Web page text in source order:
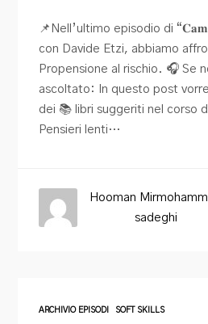
📌Nell’ultimo episodio di
con Davide Etzi, abbiamo
Propensione al rischio. 🎧 Se
ascoltato: In questo post
dei 📚 libri suggeriti nel corso
Pensieri lenti…
Hooman
sadeghi
ARCHIVIO EPISODI SOFT SKILLS